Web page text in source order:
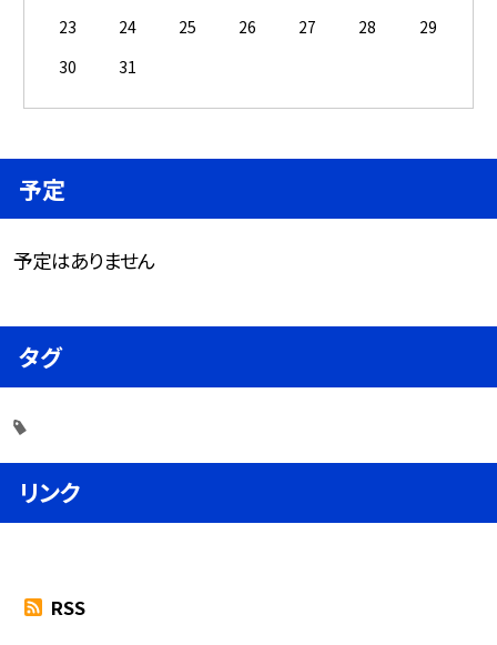
23
24 25 26 27 28
29
30
31
予定
予定はありません
タグ
リンク
RSS